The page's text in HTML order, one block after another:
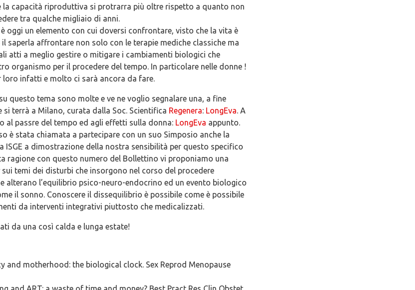
la capacità riproduttiva si protrarra più oltre rispetto a quanto non
tra qualche migliaio di anni.
è oggi un elemento con cui doversi confrontare, visto che la vita è
il saperla affrontare non solo con le terapie mediche classiche ma
atti a meglio gestire o mitigare i cambiamenti biologici che
organismo per il procedere del tempo. In particolare nelle donne !
infatti e molto ci sarà ancora da fare.
questo tema sono molte e ve ne voglio segnalare una, a fine
si terrà a Milano, curata dalla Soc. Scientifica Regenera: LongEva. A
al passre del tempo ed agli effetti sulla donna: LongEva appunto.
è stata chiamata a partecipare con un suo Simposio anche la
ISGE a dimostrazione della nostra sensibilità per questo specifico
ragione con questo numero del Bollettino vi proponiamo una
temi dei disturbi che insorgono nel corso del procedere
alterano l’equilibrio psico-neuro-endocrino ed un evento biologico
il sonno. Conoscere il dissequilibrio è possibile come è possibile
da interventi integrativi piuttosto che medicalizzati.
da una così calda e lunga estate!
and motherhood: the biological clock. Sex Reprod Menopause